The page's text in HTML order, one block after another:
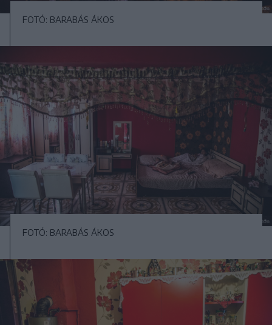
FOTÓ: BARABÁS ÁKOS
FOTÓ: BARABÁS ÁKOS